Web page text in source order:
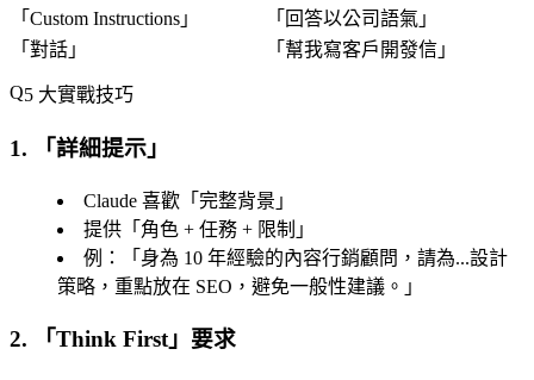
「 Custom Instructions 」 「 回答以公司語氣 」
「 對話 」 「 幫我寫客戶開發信 」
5 大實戰技巧
1. 「詳細提示」
Claude 喜歡「 完整背景 」
提供「 角色 + 任務 + 限制 」
例：「 身為 10 年經驗的內容行銷顧問 ，請為...設計
策略，重點放在 SEO，避免一般性建議。」
2. 「Think First」要求